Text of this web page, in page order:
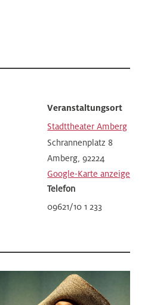
Veranstaltungsort
Stadttheater Amberg
Schrannenplatz 8
Amberg, 92224
Google-Karte anzeigen
Telefon
09621/10 1 233